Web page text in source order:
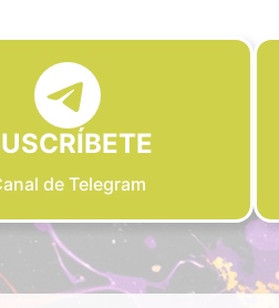
de Telegram